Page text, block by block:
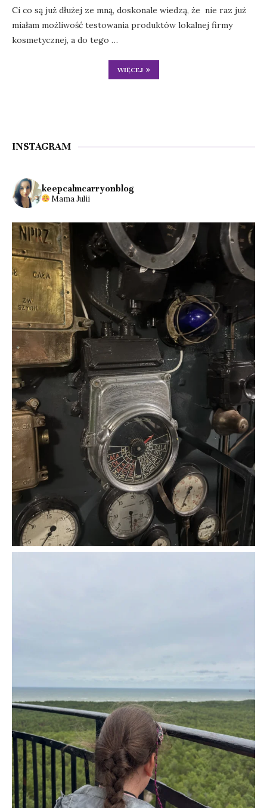
Ci co są już dłużej ze mną, doskonale wiedzą, że nie raz już
miałam możliwość testowania produktów lokalnej firmy
kosmetycznej, a do tego …
WIĘCEJ
INSTAGRAM
keepcalmcarryonblog
Mama Julii